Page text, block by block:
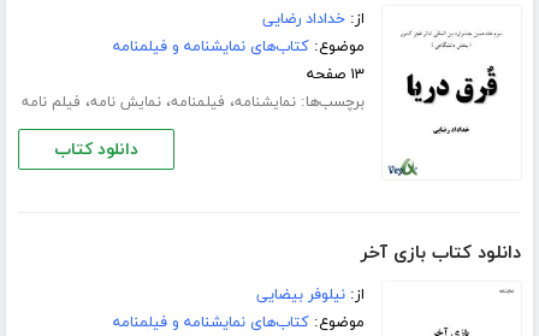
از:خداداد رضایی
موضوع:کتاب‌های نمایشنامه و فیلمنامه
۱۳ صفحه
برچسب‌ها:نمایشنامه، فیلمنامه،نمایش نامه، فیلم نامه
دانلود کتاب
دانلود کتاب بازی آخر
از:نیلوفر بیضایی
موضوع:کتاب‌های نمایشنامه و فیلمنامه